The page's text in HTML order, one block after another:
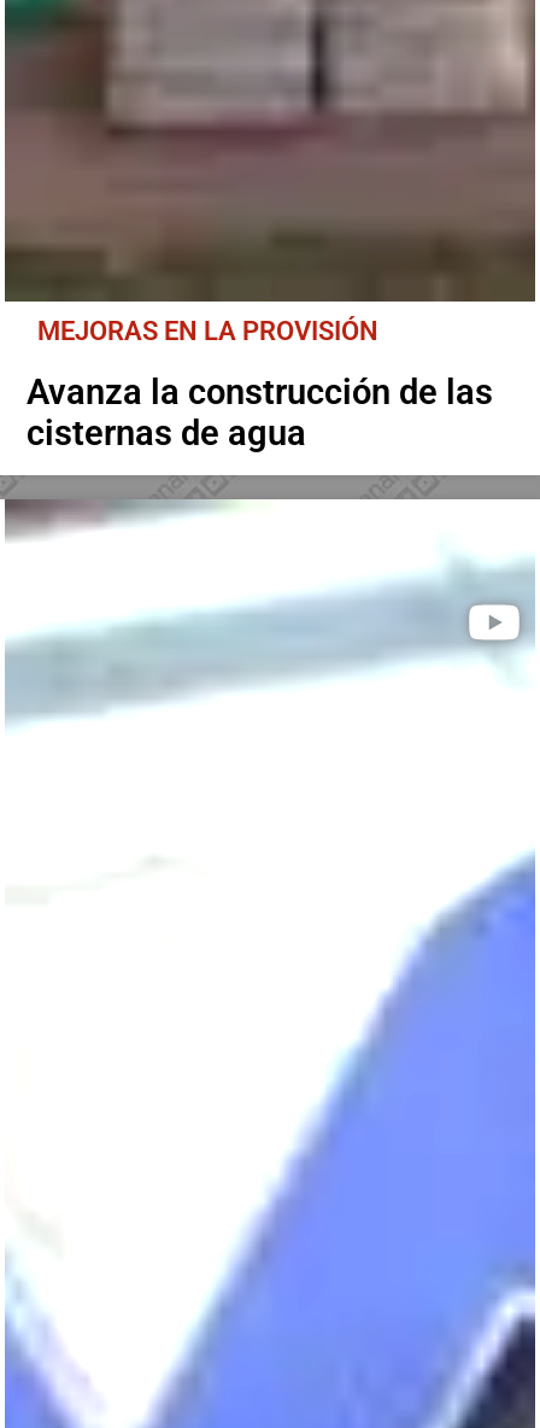
MEJORAS EN LA PROVISIÓN
Avanza la construcción de las
cisternas de agua